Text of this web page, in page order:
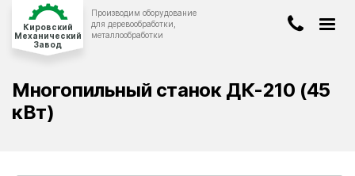
Кировский
Механический
Завод
Производим оборудование
для деревообработки,
металлообработки
КОНВЕЙЕРНОЕ
Киров
8-8332-47-96-40
info@stanwood.ru
Многопильный станок ДК-210 (45
кВт)